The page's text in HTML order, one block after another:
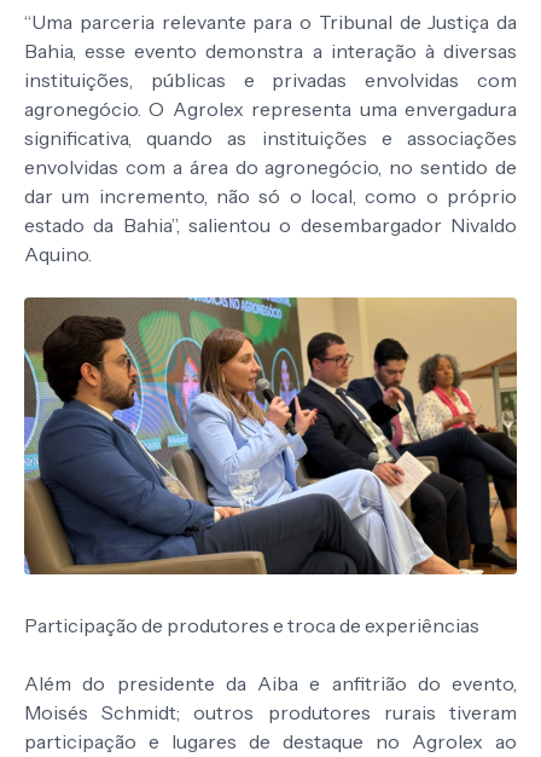
“Uma parceria relevante para o Tribunal de Justiça da
Bahia, esse evento demonstra a interação à diversas
instituições, públicas e privadas envolvidas com
agronegócio. O Agrolex representa uma envergadura
significativa, quando as instituições e associações
envolvidas com a área do agronegócio, no sentido de
dar um incremento, não só o local, como o próprio
estado da Bahia”, salientou o desembargador Nivaldo
Aquino.
Participação de produtores e troca de experiências
Além do presidente da Aiba e anfitrião do evento,
Moisés Schmidt; outros produtores rurais tiveram
participação e lugares de destaque no Agrolex ao